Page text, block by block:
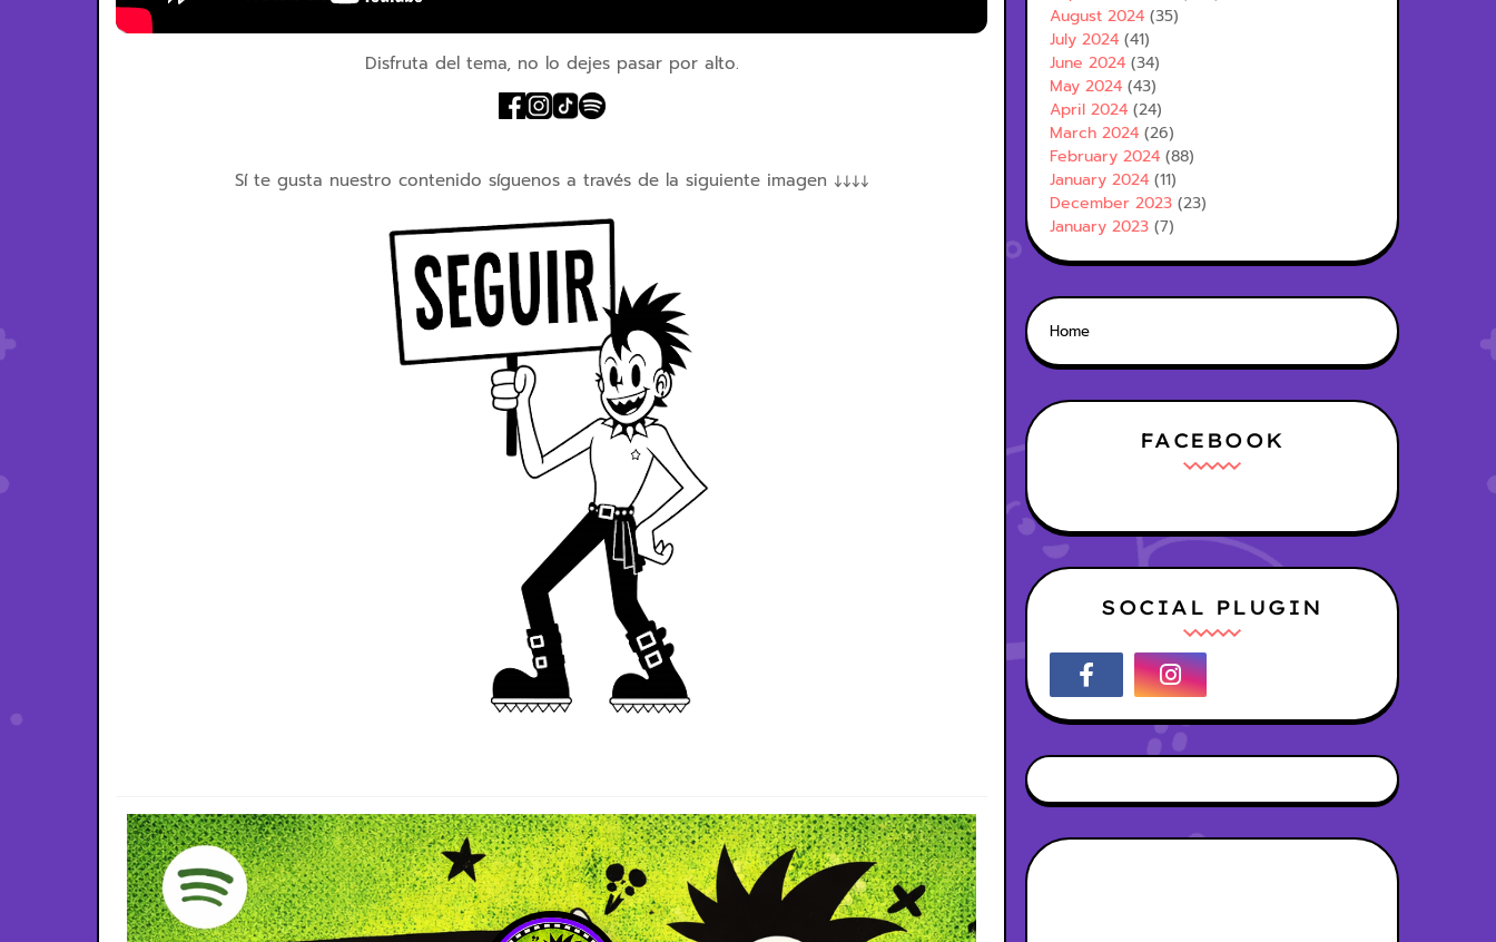
Disfruta del tema, no lo dejes pasar por alto.
Sí te gusta nuestro contenido síguenos a través de la siguiente imagen ↓↓↓↓
August 2024 (35)
July 2024 (41)
June 2024 (34)
May 2024 (43)
April 2024 (24)
March 2024 (26)
February 2024 (88)
January 2024 (11)
December 2023 (23)
January 2023 (7)
Home
FACEBOOK
SOCIAL PLUGIN